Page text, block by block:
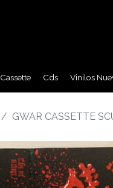
Cassette Cds Vinilos
GWAR CASSETTE